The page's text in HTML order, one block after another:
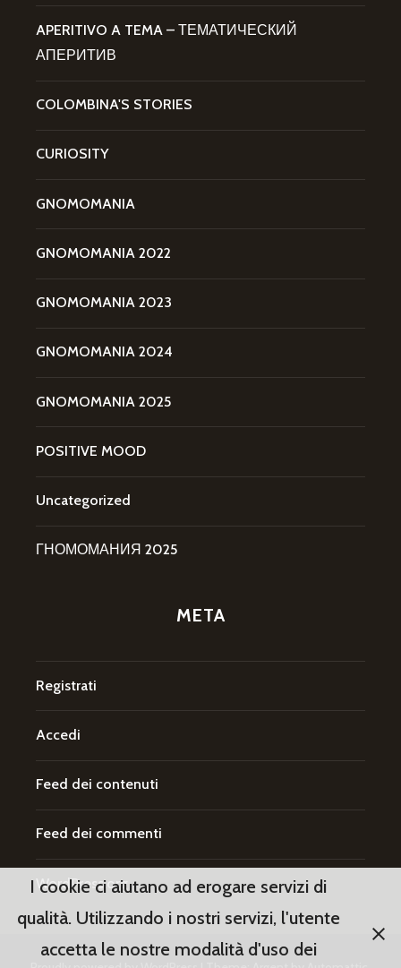
APERITIVO A TEMA – ТЕМАТИЧЕСКИЙ
АПЕРИТИВ
COLOMBINA'S STORIES
CURIOSITY
GNOMOMANIA
GNOMOMANIA 2022
GNOMOMANIA 2023
GNOMOMANIA 2024
GNOMOMANIA 2025
POSITIVE MOOD
Uncategorized
ГНОМОМАНИЯ 2025
META
Registrati
Accedi
Feed dei contenuti
Feed dei commenti
WordPress.org
I cookie ci aiutano ad erogare servizi di
qualità. Utilizzando i nostri servizi, l'utente
accetta le nostre modalità d'uso dei